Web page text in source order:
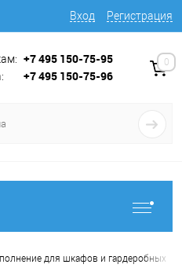
Вход Регистрация
+7 495 150-75-95
+7 495 150-75-96
0
для шкафов и гардеробных